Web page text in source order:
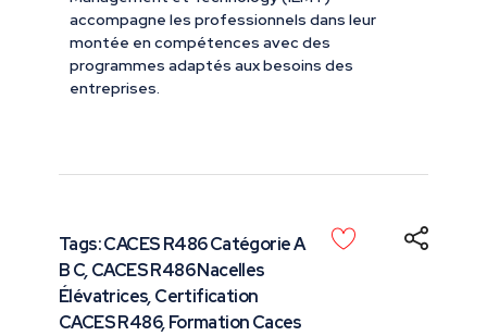
accompagne les professionnels dans leur
montée en compétences avec des
programmes adaptés aux besoins des
entreprises.
Tags:CACES R486 Catégorie A
B C,CACES R486 Nacelles
Élévatrices,Certification
CACES R486,Formation Caces